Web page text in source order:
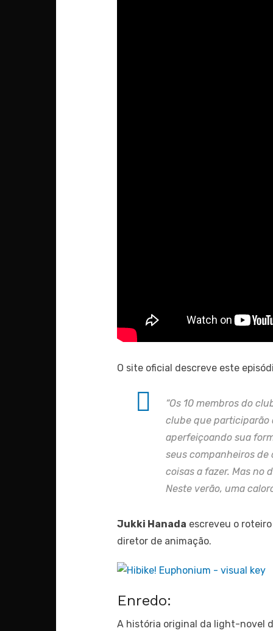
O site oficial descreve este
“Os 10 membros do
clube que participarão
aperfeiçoando sua
seus companheiros
coisas a fazer. Mas no
Neste verão, uma
Jukki Hanada escreveu o
diretor de animação.
Enredo:
A história original da light-novel